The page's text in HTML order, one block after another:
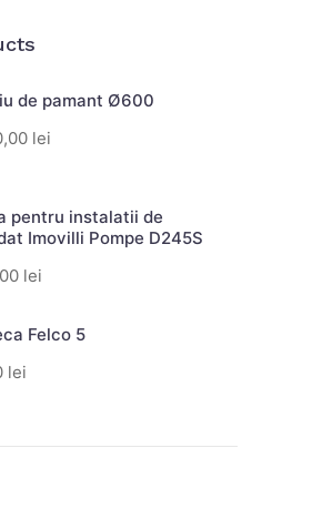
de pamant Ø600
lei
pentru instalatii de
Imovilli Pompe D245S
lei
Felco 5
lei